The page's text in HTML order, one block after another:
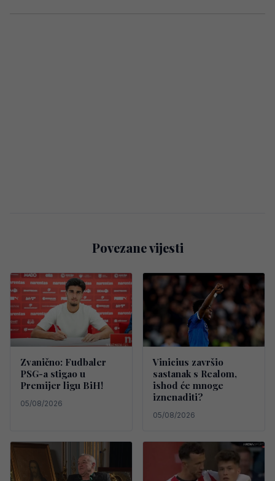
Povezane vijesti
Zvanično: Fudbaler
PSG-a stigao u
Premijer ligu BiH!
05/08/2026
Vinicius završio
sastanak s Realom,
ishod će mnoge
iznenaditi?
05/08/2026